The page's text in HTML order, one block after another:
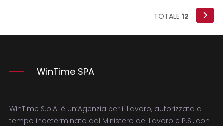
comuni, del reparto produttivo e degli uffici,
pulizia e sicurezza previsti. Requisiti: -
TOTALE 12
WinTime SPA
WinTime S.p.A. è un’Agenzia per il Lavoro, autorizzata a
tempo indeterminato dal Ministero del Lavoro e P.S., con